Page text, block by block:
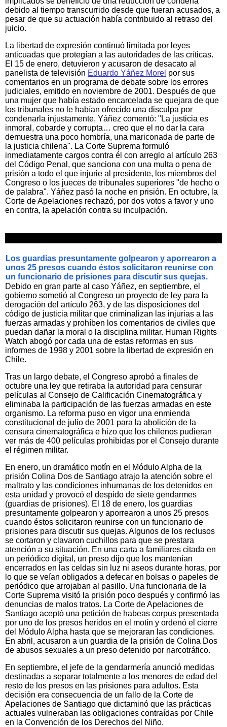
debido al tiempo transcurrido desde que fueran acusados, a
pesar de que su actuación había contribuido al retraso del
juicio.
La libertad de expresión continuó limitada por leyes
anticuadas que protegían a las autoridades de las críticas.
El 15 de enero, detuvieron y acusaron de desacato al
panelista de televisión Eduardo Yáñez Morel por sus
comentarios en un programa de debate sobre los errores
judiciales, emitido en noviembre de 2001. Después de que
una mujer que había estado encarcelada se quejara de que
los tribunales no le habían ofrecido una disculpa por
condenarla injustamente, Yáñez comentó: "La justicia es
inmoral, cobarde y corrupta… creo que el no dar la cara
demuestra una poco hombría, una mariconada de parte de
la justicia chilena". La Corte Suprema formuló
inmediatamente cargos contra él con arreglo al artículo 263
del Código Penal, que sanciona con una multa o pena de
prisión a todo el que injurie al presidente, los miembros del
Congreso o los jueces de tribunales superiores "de hecho o
de palabra". Yáñez pasó la noche en prisión. En octubre, la
Corte de Apelaciones rechazó, por dos votos a favor y uno
en contra, la apelación contra su inculpación.
Los guardias presuntamente golpearon y aporrearon a
unos 25 presos cuando éstos solicitaron reunirse con
un funcionario de prisiones para discutir sus quejas.
Debido en gran parte al caso Yáñez, en septiembre, el
gobierno sometió al Congreso un proyecto de ley para la
derogación del artículo 263, y de las disposiciones del
código de justicia militar que criminalizan las injurias a las
fuerzas armadas y prohíben los comentarios de civiles que
puedan dañar la moral o la disciplina militar. Human Rights
Watch abogó por cada una de estas reformas en sus
informes de 1998 y 2001 sobre la libertad de expresión en
Chile.
Tras un largo debate, el Congreso aprobó a finales de
octubre una ley que retiraba la autoridad para censurar
películas al Consejo de Calificación Cinematográfica y
eliminaba la participación de las fuerzas armadas en este
organismo. La reforma puso en vigor una enmienda
constitucional de julio de 2001 para la abolición de la
censura cinematográfica e hizo que los chilenos pudieran
ver más de 400 películas prohibidas por el Consejo durante
el régimen militar.
En enero, un dramático motín en el Módulo Alpha de la
prisión Colina Dos de Santiago atrajo la atención sobre el
maltrato y las condiciones inhumanas de los detenidos en
esta unidad y provocó el despido de siete gendarmes
(guardias de prisiones). El 18 de enero, los guardias
presuntamente golpearon y aporrearon a unos 25 presos
cuando éstos solicitaron reunirse con un funcionario de
prisiones para discutir sus quejas. Algunos de los reclusos
se cortaron y clavaron cuchillos para que se prestara
atención a su situación. En una carta a familiares citada en
un periódico digital, un preso dijo que los mantenían
encerrados en las celdas sin luz ni aseos durante horas, por
lo que se veían obligados a defecar en bolsas o papeles de
periódico que arrojaban al pasillo. Una funcionaria de la
Corte Suprema visitó la prisión poco después y confirmó las
denuncias de malos tratos. La Corte de Apelaciones de
Santiago aceptó una petición de habeas corpus presentada
por uno de los presos heridos en el motín y ordenó el cierre
del Módulo Alpha hasta que se mejoraran las condiciones.
En abril, acusaron a un guardia de la prisión de Colina Dos
de abusos sexuales a un preso detenido por narcotráfico.
En septiembre, el jefe de la gendarmería anunció medidas
destinadas a separar totalmente a los menores de edad del
resto de los presos en las prisiones para adultos. Esta
decisión era consecuencia de un fallo de la Corte de
Apelaciones de Santiago que dictaminó que las prácticas
actuales vulneraban las obligaciones contraídas por Chile
en la Convención de los Derechos del Niño.